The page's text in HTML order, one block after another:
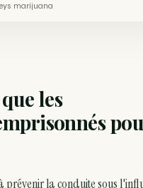
marijuana
les
la conduite sous